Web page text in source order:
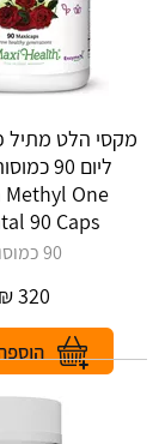
מקסי הלט מתיל
One
90 Caps
90 כמוסות
320
₪